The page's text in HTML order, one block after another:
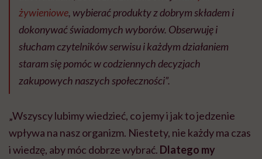
żywieniowe, wybierać produkty z dobrym składem i
dokonywać świadomych wyborów. Obserwuję i
słucham czytelników serwisu i każdym działaniem
staram się pomóc w codziennych decyzjach
zakupowych naszych społeczności”.
„Wszyscy lubimy wiedzieć, co jemy i jak to jedzenie
wpływa na nasz organizm. Niestety, nie każdy ma czas
i wiedzę, aby móc dobrze wybrać. Dlatego my